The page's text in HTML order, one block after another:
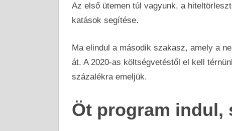
Az első ütemen túl vagyunk, a
katások segítése.
Ma elindul a második szakasz, amely a
át. A 2020-as költségvetéstől el kell
százalékra emeljük.
Öt program indul,